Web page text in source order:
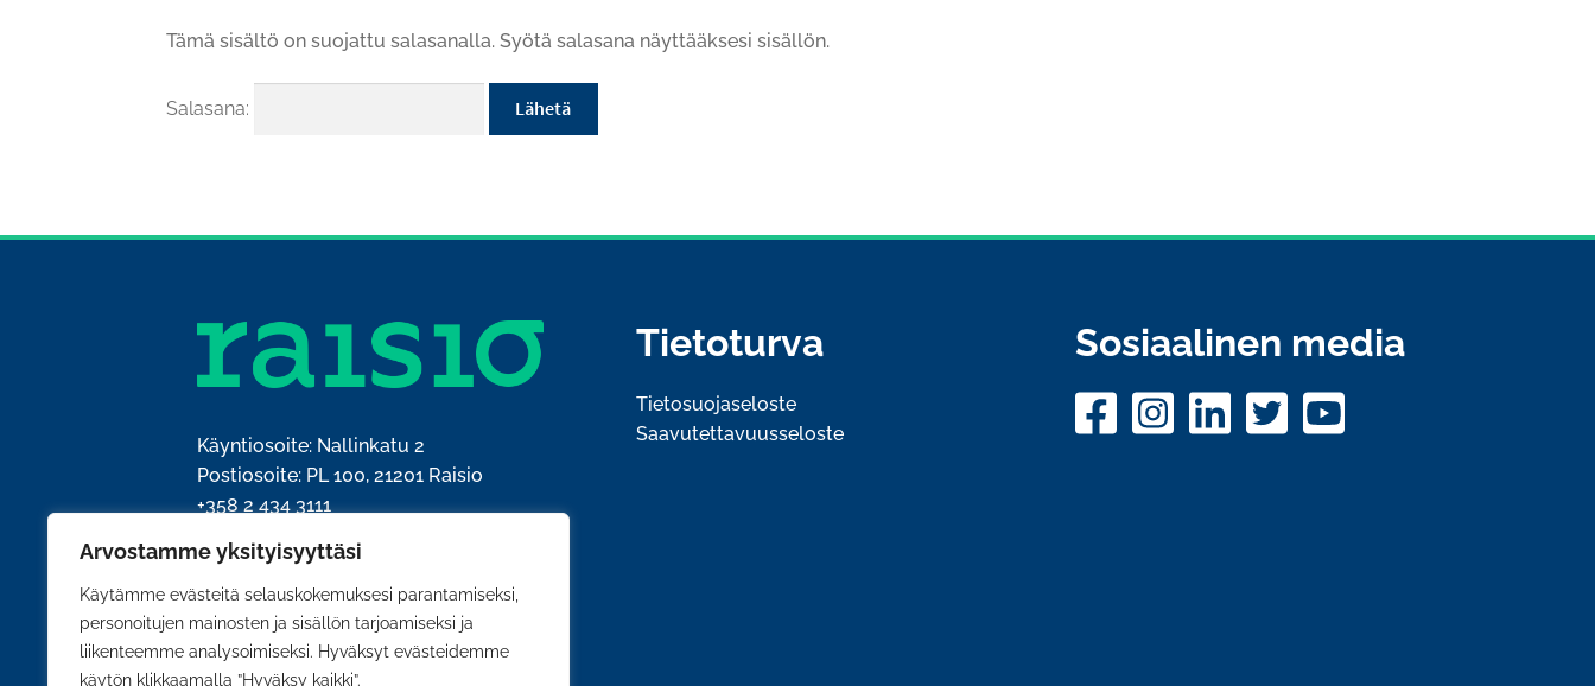
Arvostamme yksityisyyttäsi
Käytämme evästeitä selauskokemuksesi parantamiseksi,
personoitujen mainosten ja sisällön tarjoamiseksi ja
liikenteemme analysoimiseksi. Hyväksyt evästeidemme
käytön klikkaamalla ”Hyväksy kaikki”.
Tämä sisältö on suojattu salasanalla. Syötä salasana näyttääksesi sisällön.
Salasana:
Käyntiosoite: Nallinkatu 2
Postiosoite: PL 100, 21201 Raisio
+358 2 434 3111
Y-tunnus: 0204428-5
Tietoturva
Tietosuojaseloste
Saavutettavuusseloste
Sosiaalinen media